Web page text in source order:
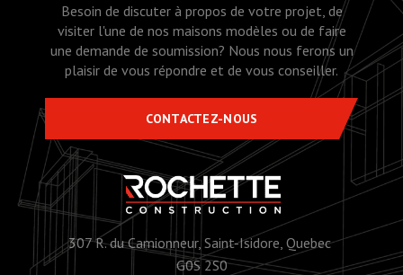
Besoin de discuter à propos de votre projet, de
visiter l'une de nos maisons modèles ou de faire
une demande de soumission? Nous nous ferons un
plaisir de vous répondre et de vous conseiller.
CONTACTEZ-NOUS
307 R. du Camionneur, Saint-Isidore, Quebec
G0S 2S0